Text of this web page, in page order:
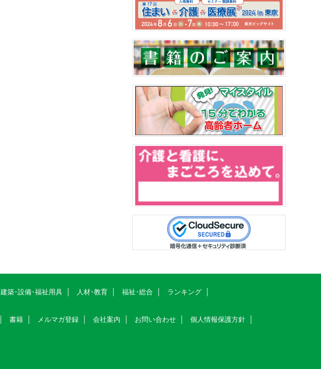
建築･設備･福祉用具 人材･教育 福祉･総合
ランキング
書籍 メルマガ登録 会社案内 お問い合わせ
個人情報保護方針